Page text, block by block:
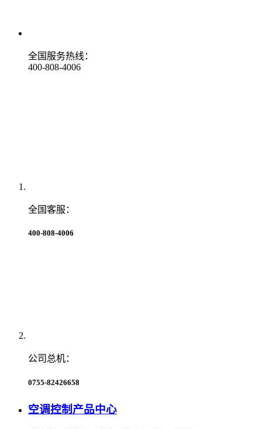
全国服务热线：
400-808-4006
全国客服：
400-808-4006
公司总机：
0755-82426658
空调控制产品中心